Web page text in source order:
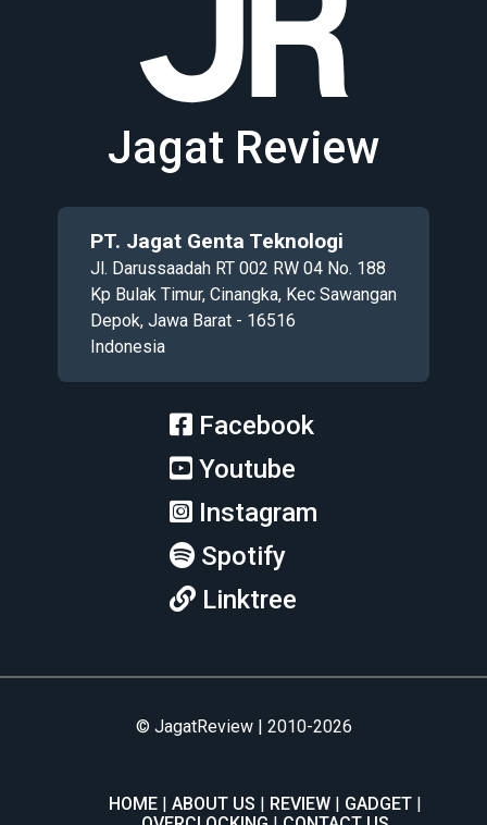
Jagat Review
PT. Jagat Genta Teknologi
Jl. Darussaadah RT 002 RW 04 No. 188
Kp Bulak Timur, Cinangka, Kec Sawangan
Depok, Jawa Barat - 16516
Indonesia
Facebook
Youtube
Instagram
Spotify
Linktree
© JagatReview | 2010-2026
HOME ABOUT US REVIEW
GADGET